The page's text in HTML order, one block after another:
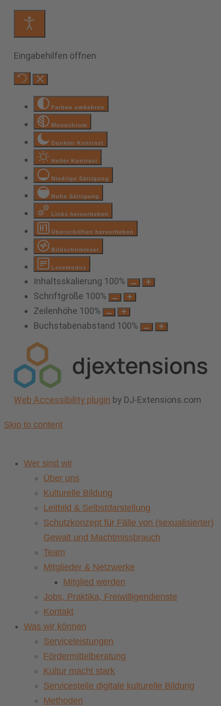
Eingabehilfen öffnen
Farben umkehren
Monochrom
Dunkler Kontrast
Heller Kontrast
Niedrige Sättigung
Hohe Sättigung
Links hervorheben
Überschriften hervorheben
Bildschirmleser
Lesemodus
Inhaltsskalierung 100%
Schriftgröße 100%
Zeilenhöhe 100%
Buchstabenabstand 100%
Web Accessibility plugin by DJ-Extensions.com
Skip to content
Wer sind wir
Über uns
Kulturelle Bildung
Leitbild & Selbstdarstellung
Schutzkonzept für Fälle von (sexualisierter)
Gewalt und Machtmissbrauch
Team
Mitglieder & Netzwerke
Mitglied werden
Jobs, Praktika, Freiwilligendienste
Kontakt
Was wir können
Serviceleistungen
Fördermittelberatung
Kultur macht stark
Servicestelle digitale kulturelle Bildung
Methoden